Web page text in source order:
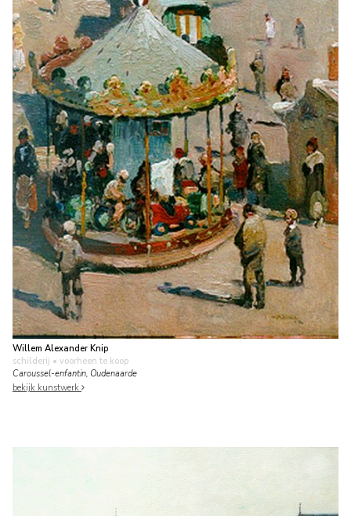
Willem Alexander Knip
schilderij • voorheen te koop
Caroussel-enfantin, Oudenaarde
bekijk kunstwerk